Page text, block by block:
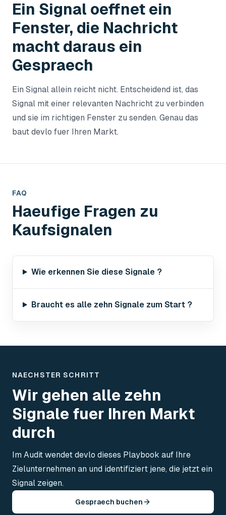
Ein Signal oeffnet ein
Fenster, die Nachricht
macht daraus ein
Gespraech
Ein Signal allein reicht nicht. Entscheidend ist, das
Signal mit einer relevanten Nachricht zu verbinden
und sie im richtigen Fenster zu senden. Genau das
baut devlo fuer Ihren Markt.
FAQ
Haeufige Fragen zu
Kaufsignalen
Wie erkennen Sie diese Signale ?
Braucht es alle zehn Signale zum Start ?
NAECHSTER SCHRITT
Wir gehen alle zehn
Signale fuer Ihren Markt
durch
Im Audit wendet devlo dieses Playbook auf Ihre
Zielunternehmen an und identifiziert jene, die jetzt ein
Signal zeigen.
Gespraech buchen